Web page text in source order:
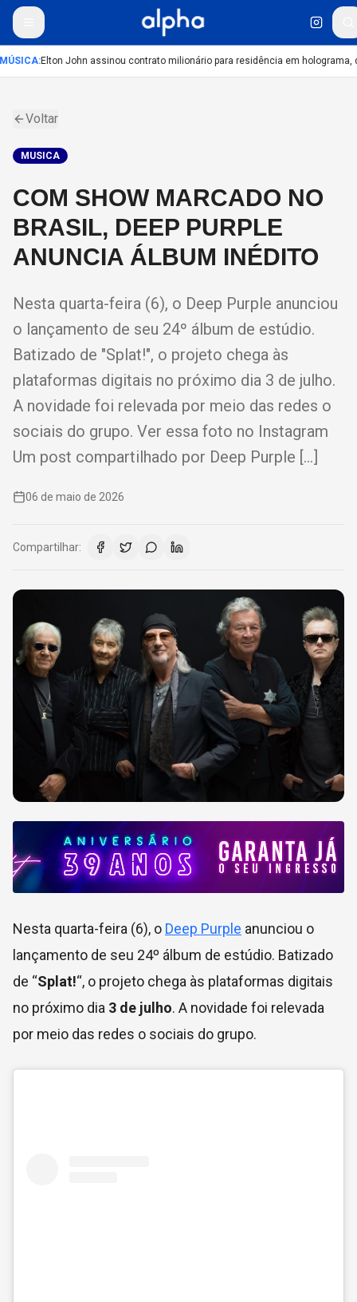
:Elton John assinou contrato milionário para residência em holograma,
Voltar
MUSICA
COM SHOW MARCADO NO
BRASIL, DEEP PURPLE
ANUNCIA ÁLBUM INÉDITO
Nesta quarta-feira (6), o Deep Purple anunciou
o lançamento de seu 24º álbum de estúdio.
Batizado de "Splat!", o projeto chega às
plataformas digitais no próximo dia 3 de julho.
A novidade foi relevada por meio das redes o
sociais do grupo. Ver essa foto no Instagram
Um post compartilhado por Deep Purple […]
06 de maio de 2026
Compartilhar:
Nesta quarta-feira (6), o Deep Purple anunciou o
lançamento de seu 24º álbum de estúdio. Batizado
de “Splat!“, o projeto chega às plataformas digitais
no próximo dia 3 de julho. A novidade foi relevada
por meio das redes o sociais do grupo.